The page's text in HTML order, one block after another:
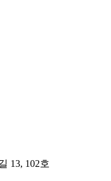
13, 102호